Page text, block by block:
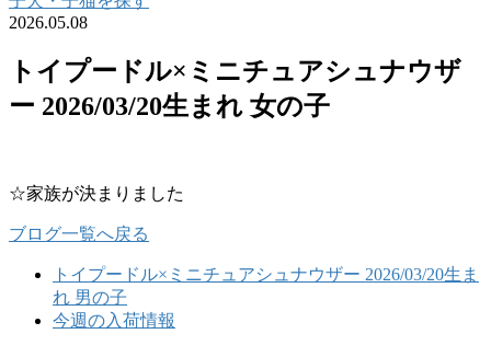
2026.05.08
トイプードル×ミニチュアシュナウザ
ー 2026/03/20生まれ 女の子
☆家族が決まりました
ブログ一覧へ戻る
トイプードル×ミニチュアシュナウザー 2026/03/20生ま
れ 男の子
今週の入荷情報